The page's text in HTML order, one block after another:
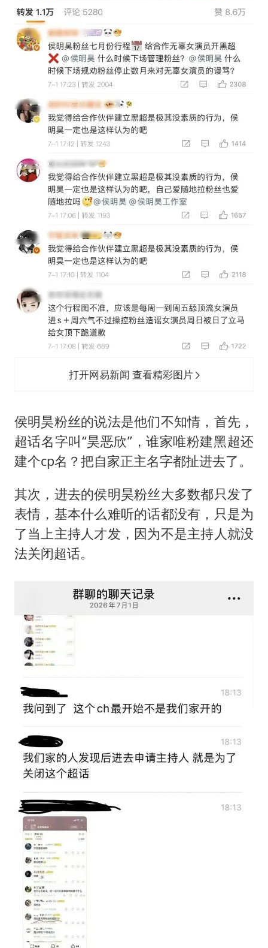
打开网易新闻 查看精彩图片
侯明昊粉丝的说法是他们不知情，首先，
超话名字叫“昊恶欣”，谁家唯粉建黑超还
建个cp名？把自家正主名字都扯进去了。
其次，进去的侯明昊粉丝大多数都只发了
表情，基本什么难听的话都没有，只是为
了当上主持人才发，因为不是主持人就没
法关闭超话。